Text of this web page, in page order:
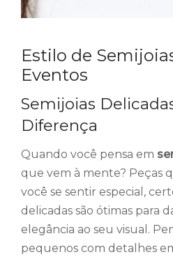
Estilo de
Eventos
Semijoias
Diferença
Quando você pensa em
que vem à mente? Peças
você se sentir especial,
delicadas são ótimas para
elegância ao seu visual.
pequenos com detalhes